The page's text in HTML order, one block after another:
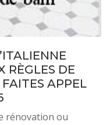
RÈGLES DE
APPEL
rénovation ou